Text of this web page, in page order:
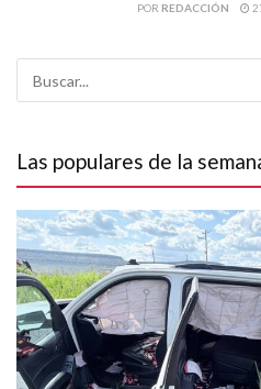
POR REDACCIÓN
Las populares de la